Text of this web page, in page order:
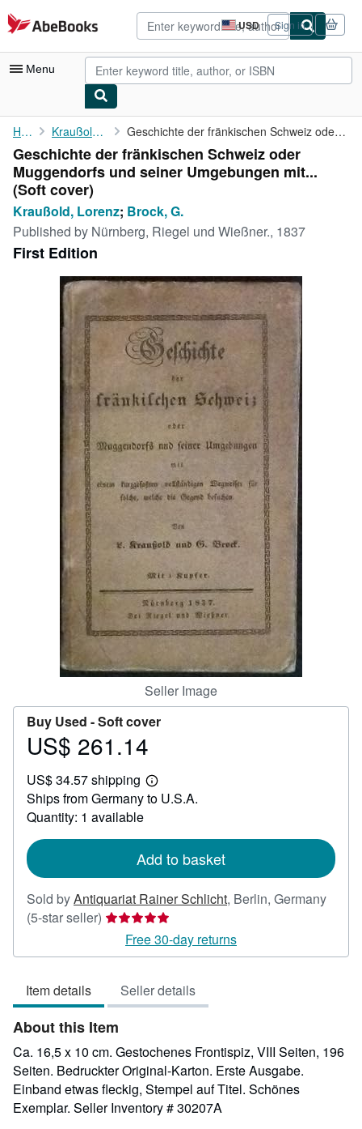
Skip to main content
AbeBooks.com USD
Site
shopping
preferences
Sign in
Menu
My Account
My Purchases
Advanced Search
Browse Collections
Textbooks
Start Selling
CLOSE
Home Kraußold, Lorenz Geschichte der fränkischen Schweiz oder Muggendorfs und seiner ...
Geschichte der fränkischen Schweiz oder
Muggendorfs und seiner Umgebungen mit...
(Soft cover)
Kraußold, Lorenz; Brock, G.
Published by Nürnberg, Riegel und Wießner., 1837
First Edition
Seller Image
Buy Used -Soft cover
Price
261.14
US$ 261.14
US$ 34.57 shipping
Learn
more
Ships from Germany to U.S.A.
Quantity: 1 available
Add to basket
Sold byAntiquariat Rainer Schlicht, Berlin, Germany
(5-star seller) Seller
rating
5
5
stars
Free 30-day returns
Item details Seller details
About this Item
Ca. 16,5 x 10 cm. Gestochenes Frontispiz, VIII Seiten, 196
Seiten. Bedruckter Original-Karton. Erste Ausgabe.
Einband etwas fleckig, Stempel auf Titel. Schönes
Exemplar. Seller Inventory # 30207A